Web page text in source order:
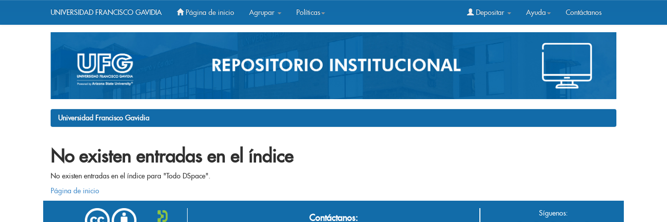
UNIVERSIDAD FRANCISCO GAVIDIA Página de inicio Agrupar Políticas Depositar Ayuda Contáctanos
Universidad Francisco Gavidia
No existen entradas en el índice
No existen entradas en el índice para "Todo DSpace".
Página de inicio
Contáctanos: Síguenos: